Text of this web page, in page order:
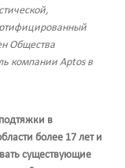
Общества
компании Aptos в
в
более 17 лет и
существующие